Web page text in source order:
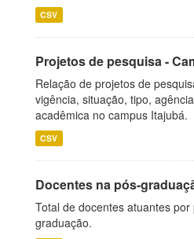
CSV
Projetos de pesquisa -
Relação de projetos de
vigência, situação, tipo,
acadêmica no campus Itajubá.
CSV
Docentes na pós-
Total de docentes atuantes
graduação.